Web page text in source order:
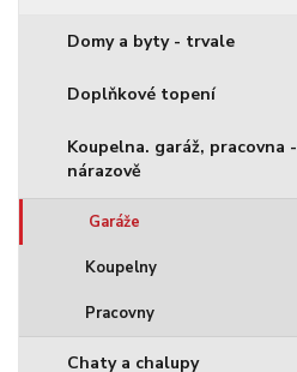
Domy a byty - trvale
Doplňkové topení
Koupelna. garáž, pracovna -
nárazově
Garáže
Koupelny
Pracovny
Chaty a chalupy